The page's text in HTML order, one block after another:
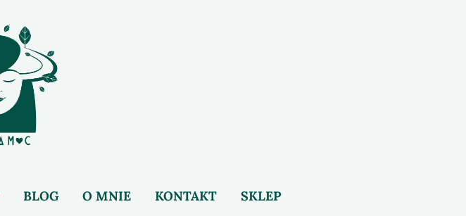
BLOG O MNIE KONTAKT SKLEP